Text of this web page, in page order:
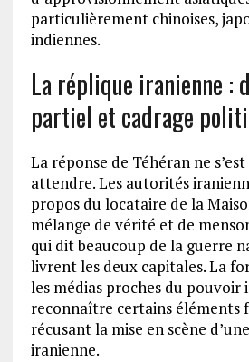
particulièrement chinoises,
indiennes.
La réplique iranienne :
partiel et cadrage
La réponse de Téhéran ne
attendre. Les autorités
propos du locataire de la
mélange de vérité et de
qui dit beaucoup de la guerre
livrent les deux capitales. La
les médias proches du pouvoir
reconnaître certains éléments
récusant la mise en scène
iranienne.